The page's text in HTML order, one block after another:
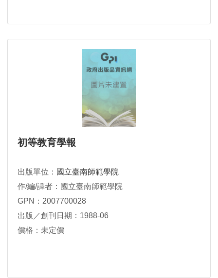
初等教育學報
出版單位： 國立臺南師範學院
作/編/譯者：國立臺南師範學院
GPN：2007700028
出版／創刊日期：1988-06
價格：未定價